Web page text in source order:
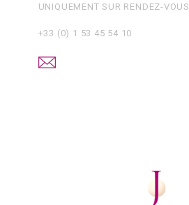
UNIQUEMENT SUR RENDEZ-VOUS
+33 (0) 1 53 45 54 10